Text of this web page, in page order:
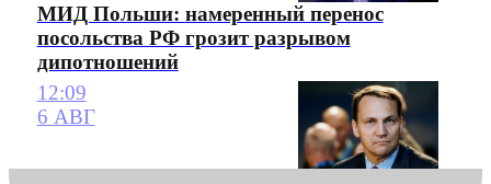
МИД Польши: намеренный перенос
посольства РФ грозит разрывом
дипотношений
12:09
6 АВГ